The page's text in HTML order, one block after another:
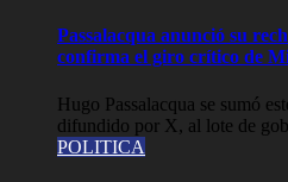
Passalacqua anunció su
confirma el giro crítico de
Hugo Passalacqua se sumó
difundido por X, al lote de
POLITICA